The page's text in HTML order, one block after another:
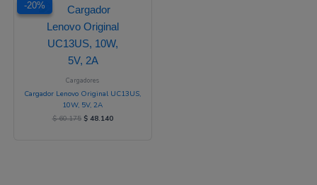
-20%
-20%
Cargadores
Cargador Lenovo Original UC13US,
10W, 5V, 2A
$60.175
precio
original
era:
$ 60.175.
$48.140
es: